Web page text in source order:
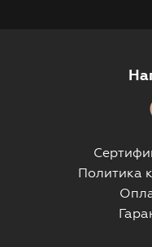
Политика